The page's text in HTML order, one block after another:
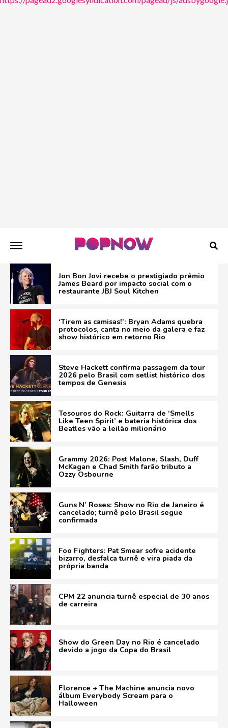
Jon Bon Jovi recebe o prestigiado prêmio
James Beard por impacto social com o
restaurante JBJ Soul Kitchen
‘Tirem as camisas!’: Bryan Adams quebra
protocolos, canta no meio da galera e faz
show histórico em retorno Rio
Steve Hackett confirma passagem da tour
2026 pelo Brasil com setlist histórico dos
tempos de Genesis
Tesouros do Rock: Guitarra de ‘Smells
Like Teen Spirit’ e bateria histórica dos
Beatles vão a leilão milionário
Grammy 2026: Post Malone, Slash, Duff
McKagan e Chad Smith farão tributo a
Ozzy Osbourne
Guns N’ Roses: Show no Rio de Janeiro é
cancelado; turnê pelo Brasil segue
confirmada
Foo Fighters: Pat Smear sofre acidente
bizarro, desfalca turnê e vira piada da
própria banda
CPM 22 anuncia turnê especial de 30 anos
de carreira
Show do Green Day no Rio é cancelado
devido a jogo da Copa do Brasil
Florence + The Machine anuncia novo
álbum Everybody Scream para o
Halloween